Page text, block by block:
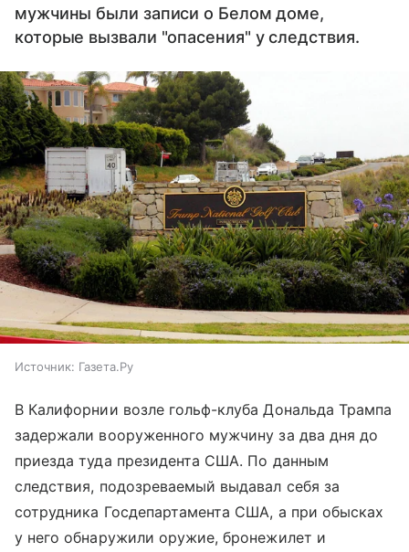
мужчины были записи о Белом доме,
которые вызвали "опасения" у следствия.
Источник: Газета.Ру
В Калифорнии возле гольф-клуба Дональда Трампа
задержали вооруженного мужчину за два дня до
приезда туда президента США. По данным
следствия, подозреваемый выдавал себя за
сотрудника Госдепартамента США, а при обысках
у него обнаружили оружие, бронежилет и